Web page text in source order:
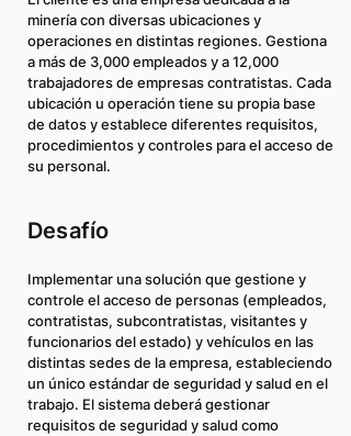
minería con diversas ubicaciones y
operaciones en distintas regiones. Gestiona
a más de 3,000 empleados y a 12,000
trabajadores de empresas contratistas. Cada
ubicación u operación tiene su propia base
de datos y establece diferentes requisitos,
procedimientos y controles para el acceso de
su personal.
Desafío
Implementar una solución que gestione y
controle el acceso de personas (empleados,
contratistas, subcontratistas, visitantes y
funcionarios del estado) y vehículos en las
distintas sedes de la empresa, estableciendo
un único estándar de seguridad y salud en el
trabajo. El sistema deberá gestionar
requisitos de seguridad y salud como